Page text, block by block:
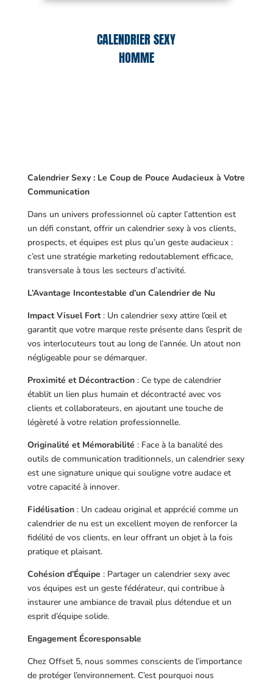
CALENDRIER SEXY
HOMME
Calendrier Sexy : Le Coup de Pouce Audacieux à Votre
Communication
Dans un univers professionnel où capter l’attention est
un défi constant, offrir un calendrier sexy à vos clients,
prospects, et équipes est plus qu’un geste audacieux :
c’est une stratégie marketing redoutablement efficace,
transversale à tous les secteurs d’activité.
L’Avantage Incontestable d’un Calendrier de Nu
Impact Visuel Fort: Un calendrier sexy attire l’œil et
garantit que votre marque reste présente dans l’esprit de
vos interlocuteurs tout au long de l’année. Un atout non
négligeable pour se démarquer.
Proximité et Décontraction: Ce type de calendrier
établit un lien plus humain et décontracté avec vos
clients et collaborateurs, en ajoutant une touche de
légèreté à votre relation professionnelle.
Originalité et Mémorabilité : Face à la banalité des
outils de communication traditionnels, un calendrier sexy
est une signature unique qui souligne votre audace et
votre capacité à innover.
Fidélisation: Un cadeau original et apprécié comme un
calendrier de nu est un excellent moyen de renforcer la
fidélité de vos clients, en leur offrant un objet à la fois
pratique et plaisant.
Cohésion d’Équipe : Partager un calendrier sexy avec
vos équipes est un geste fédérateur, qui contribue à
instaurer une ambiance de travail plus détendue et un
esprit d’équipe solide.
Engagement Écoresponsable
Chez Offset 5, nous sommes conscients de l’importance
de protéger l’environnement. C’est pourquoi nous